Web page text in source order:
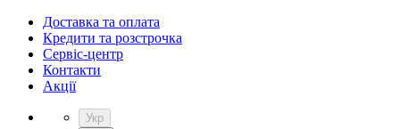
Доставка та оплата
Кредити та розстрочка
Сервіc-центр
Контакти
Акції
Укр